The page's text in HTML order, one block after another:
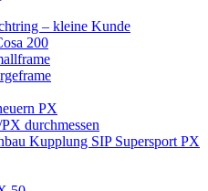
– kleine Kunde
200
PX
durchmessen
Kupplung SIP Supersport PX